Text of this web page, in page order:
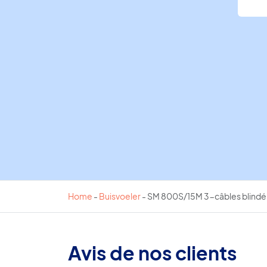
Home - Buisvoeler- SM 800S/15M 3-câbles blindé
Avis de nos clients